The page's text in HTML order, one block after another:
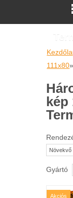
111x80
kép
Növekvő
Gyártó
Akciós